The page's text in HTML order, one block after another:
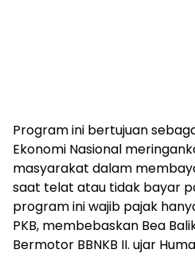
Program ini bertujuan
Ekonomi Nasional
masyarakat dalam
saat telat atau tidak bayar
program ini wajib pajak
PKB, membebaskan Bea
Bermotor BBNKB II. ujar